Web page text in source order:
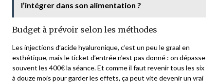
l’intégrer dans son alimentation ?
Budget à prévoir selon les méthodes
Les injections d’acide hyaluronique, c’est un peu le graal en
esthétique, mais le ticket d’entrée n’est pas donné : on dépasse
souvent les 400€ la séance. Et comme il faut revenir tous les six
à douze mois pour garder les effets, ça peut vite devenir un vrai